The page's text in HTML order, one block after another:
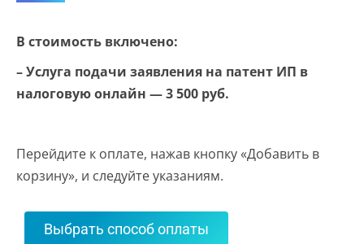
В стоимость включено:
– Услуга подачи заявления на патент ИП в
налоговую онлайн — 3 500 руб.
Перейдите к оплате, нажав кнопку «Добавить в
корзину», и следуйте указаниям.
Выбрать способ оплаты